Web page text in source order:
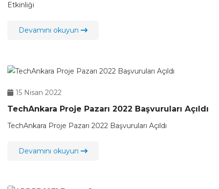
Etkinliği
Devamını okuyun
15 Nisan 2022
TechAnkara Proje Pazarı 2022 Başvuruları Açıldı
TechAnkara Proje Pazarı 2022 Başvuruları Açıldı
Devamını okuyun